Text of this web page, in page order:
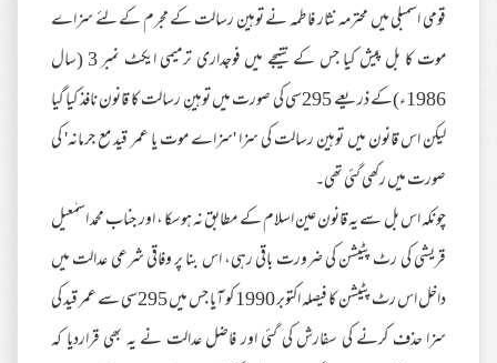
قومی اسمبلی میں محترمہ نثار فاطمہ نے توہین رسالت کے مجرم کے لئے سزاے
موت کا بل پیش کیا جس کے نتیجے میں فوجداری ترمیمی ایکٹ نمبر 3 (سال
1986ء)کے ذریعے 295سی کی صورت میں توہینِ رسالت کا قانون نافذ کیا گیا
لیکن اس قانون میں توہین رسالت کی سزا 'سزاے موت یا عمر قید مع جرمانہ' کی
صورت میں رکھی گئی تھی۔
چونکہ اس بل سے یہ قانون عین اسلام کے مطابق نہ ہوسکا ، اور جناب محمد اسمٰعیل
قریشی کی رٹ پٹیشن کی ضرورت باقی رہی، اس بنا پر وفاقی شرعی عدالت میں
داخل اس رٹ پٹیشن کا فیصلہ اکتوبر 1990 کو آیا جس میں 295سی سے عمر قید کی
سزا حذف کرنے کی سفارش کی گئی اور فاضل عدالت نے یہ بھی قراردیا کہ